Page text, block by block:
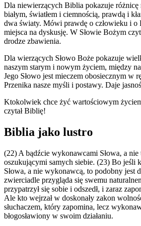
Dla niewierzących Biblia pokazuje różnicę
białym, światłem i ciemnością, prawdą i
dwa światy. Mówi prawdę o człowieku i o
miejsca na dyskusję. W Słowie Bożym
drodze zbawienia.
Dla wierzących Słowo Boże pokazuje
naszym starym i nowym życiem, między
Jego Słowo jest mieczem obosiecznym w
Przenika nasze myśli i postawy. Daje
Ktokolwiek chce żyć wartościowym
czytał Biblię!
Biblia jako lustro
(22) A bądźcie wykonawcami Słowa, a nie
oszukującymi samych siebie. (23) Bo jeśli
Słowa, a nie wykonawcą, to podobny jest
zwierciadle przygląda się swemu
przypatrzył się sobie i odszedł, i zaraz
Ale kto wejrzał w doskonały zakon
słuchaczem, który zapomina, lecz
błogosławiony w swoim działaniu.